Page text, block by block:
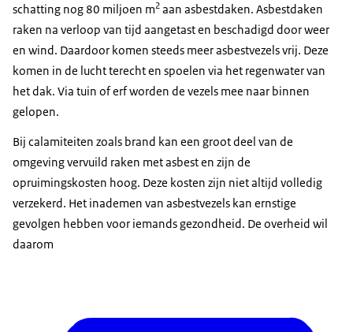
schatting nog 80 miljoen m2 aan asbestdaken. Asbestdaken
raken na verloop van tijd aangetast en beschadigd door weer
en wind. Daardoor komen steeds meer asbestvezels vrij. Deze
komen in de lucht terecht en spoelen via het regenwater van
het dak. Via tuin of erf worden de vezels mee naar binnen
gelopen.
Bij calamiteiten zoals brand kan een groot deel van de
omgeving vervuild raken met asbest en zijn de
opruimingskosten hoog. Deze kosten zijn niet altijd volledig
verzekerd. Het inademen van asbestvezels kan ernstige
gevolgen hebben voor iemands gezondheid. De overheid wil
daarom